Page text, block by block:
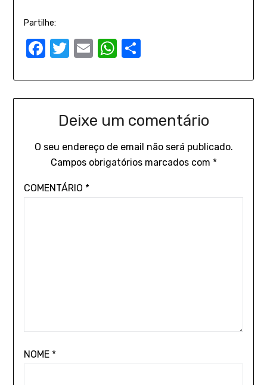
Partilhe:
Facebook
Twitter
EmailWhatsApp
Share
Deixe um comentário
O seu endereço de email não será publicado.
Campos obrigatórios marcados com *
COMENTÁRIO *
NOME *